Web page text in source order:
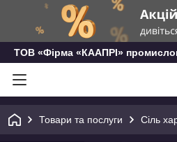
ТОВ «Фірма «КААПРІ»
Товари та послуги Сіль